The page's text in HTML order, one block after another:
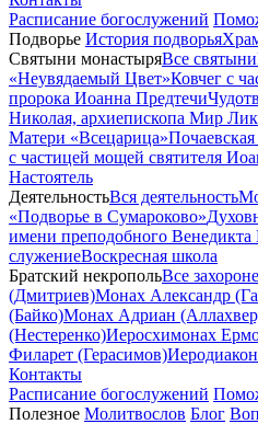
Расписание богослужений
Подворье История подворья
Святыни монастыряВсе святыни
«Неувядаемый Цвет»Ковчег с
пророка Иоанна Предтечи
Николая, архиепископа Мир
Матери «Всецарица»
с частицей мощей святителя
Настоятель
ДеятельностьВся деятельность
«Подворье в Сумароково»
имени преподобного Венедикта
служениеВоскресная школа
Братский некропольВсе
(Дмитриев)Монах Александр
(Байко)Монах Адриан
(Нестеренко)Иеросхимонах
Филарет (Герасимов)
Контакты
Расписание богослужений
Полезное Молитвослов Блог